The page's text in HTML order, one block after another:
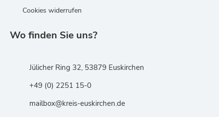
Cookies widerrufen
Wo finden Sie uns?
Jülicher Ring 32, 53879 Euskirchen
+49 (0) 2251 15-0
mailbox@kreis-euskirchen.de